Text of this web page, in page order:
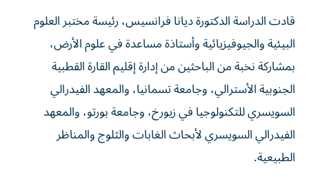
قادت الدراسة الدكتورة ديانا فرانسيس، رئيسة مختبر العلوم
البيئية والجيوفيزيائية وأستاذة مساعدة في علوم الأرض،
بمشاركة نخبة من الباحثين من إدارة إقليم القارة القطبية
الجنوبية الأسترالي، وجامعة تسمانيا، والمعهد الفيدرالي
السويسري للتكنولوجيا في زيورخ، وجامعة بورتو، والمعهد
الفيدرالي السويسري لأبحاث الغابات والثلوج والمناظر
الطبيعية.